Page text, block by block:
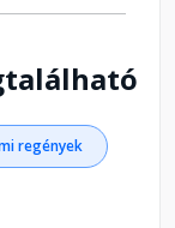
regények